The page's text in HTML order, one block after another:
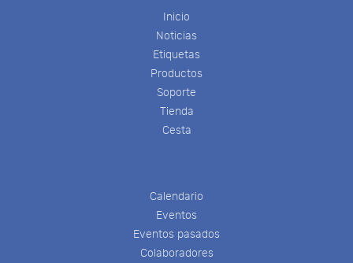
Inicio
Noticias
Etiquetas
Productos
Soporte
Tienda
Cesta
Calendario
Eventos
Eventos pasados
Colaboradores